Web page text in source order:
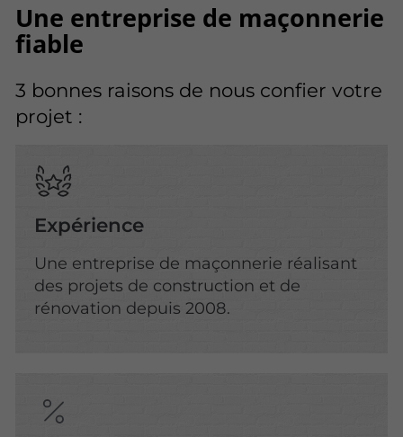
Une entreprise de maçonnerie
fiable
3 bonnes raisons de nous confier votre
projet :
Expérience
Une entreprise de maçonnerie réalisant
des projets de construction et de
rénovation depuis 2008.